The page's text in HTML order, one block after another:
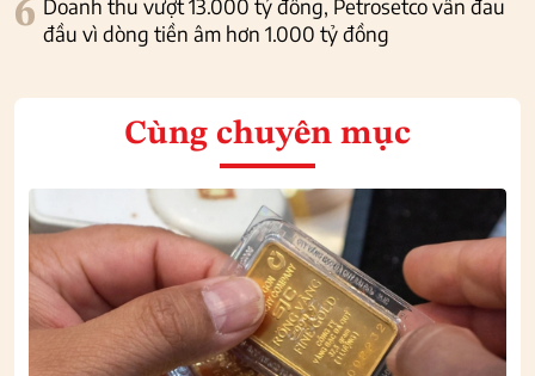
6 Doanh thu vượt 13.000 tỷ đồng, Petrosetco vẫn đau
đầu vì dòng tiền âm hơn 1.000 tỷ đồng
Cùng chuyên mục